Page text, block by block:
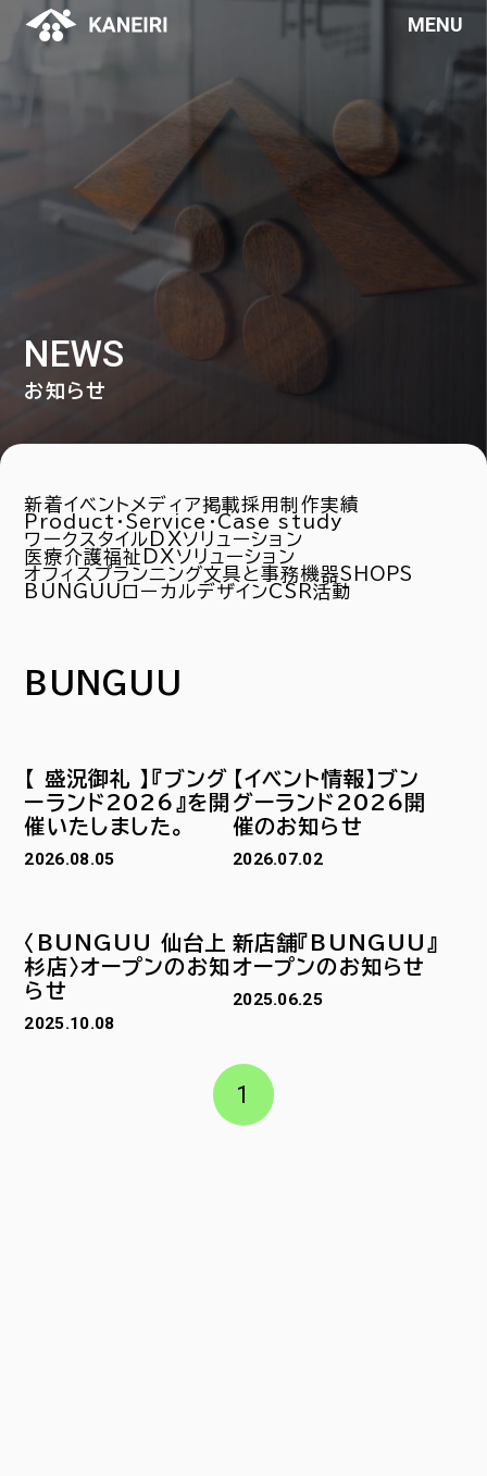
MENU
NEWS
お知らせ
新着イベント メディア掲載採用制作実績
Product・Service・Case study
ワークスタイルDXソリューション
医療介護福祉DXソリューション
オフィスプランニング文具と事務機器SHOPS
BUNGUUローカルデザインCSR活動
BUNGUU
【 盛況御礼 】『ブング
ーランド2026』を開
催いたしました。
2026.08.05
【イベント情報】ブン
グーランド2026開
催のお知らせ
2026.07.02
〈BUNGUU 仙台上
杉店〉オープンのお知
らせ
2025.10.08
新店舗『BUNGUU』
オープンのお知らせ
2025.06.25
1